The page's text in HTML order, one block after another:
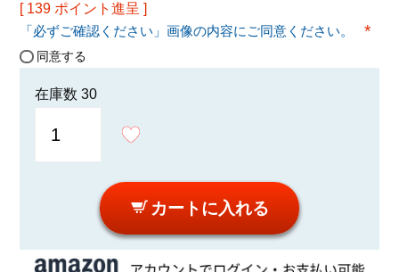
139 ポイント進呈 ]
「必ずご確認ください」画像の内容にご同意ください。
同意する
在庫数 30
カートに入れる